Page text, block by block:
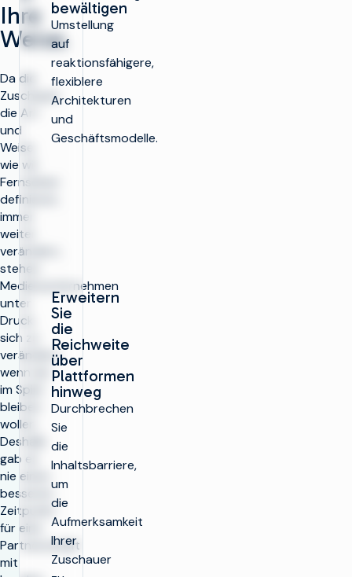
Ihre
Weise.
Da die
Zuschauer
die Art
und
Weise,
wie wir
Fernsehen
definieren,
immer
weiter
verändern,
stehen
Medienunternehmen
unter
Druck,
sich zu
verändern,
wenn sie
im Spiel
bleiben
wollen.
Deshalb
gab es
nie einen
besseren
Zeitpunkt
für eine
Partnerschaft
mit
bewältigen
Umstellung
auf
reaktionsfähigere,
flexiblere
Architekturen
und
Geschäftsmodelle.
Erweitern
Sie
die
Reichweite
über
Plattformen
hinweg
Durchbrechen
Sie
die
Inhaltsbarriere,
um
die
Aufmerksamkeit
Ihrer
Zuschauer